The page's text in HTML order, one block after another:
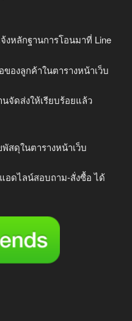
งหลักฐานการโอนมาที่ Line
องลูกค้าในตารางหน้าเว็บ
จัดส่งให้เรียบร้อยแล้ว
สดุในตารางหน้าเว็บ
อดไลน์สอบถาม-สั่งซื้อ ได้